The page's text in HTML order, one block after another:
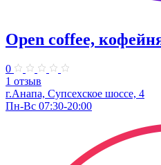
Open coffee,
0
1 отзыв
г.Анапа, Супсехское шоссе, 4
Пн-Вс 07:30-20:00